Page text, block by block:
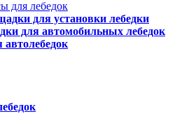
для лебедок
для установки лебедки
для автомобильных лебедок
автолебедок